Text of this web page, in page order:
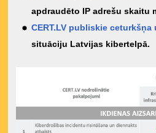
apdraudēto IP adrešu skaitu
CERT.LV publiskie ceturkšņa
situāciju Latvijas kibertelpā.